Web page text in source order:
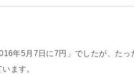
年5月7日に7円」でしたが、たっ
ます。